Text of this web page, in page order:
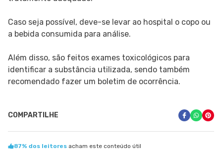
Caso seja possível, deve-se levar ao hospital o copo ou
a bebida consumida para análise.
Além disso, são feitos exames toxicológicos para
identificar a substância utilizada, sendo também
recomendado fazer um boletim de ocorrência.
COMPARTILHE
87% dos leitores acham este conteúdo útil